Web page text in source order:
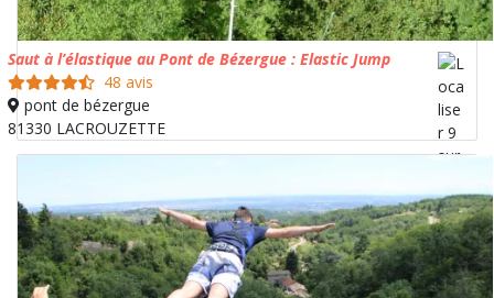
Saut à l’élastique au Pont de Bézergue : Elastic Jump
48 avis
pont de bézergue
81330 LACROUZETTE